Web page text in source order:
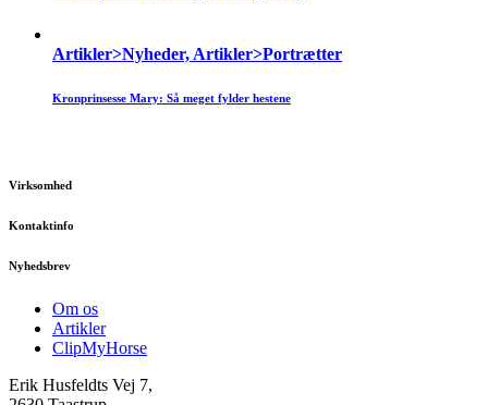
Artikler>Nyheder, Artikler>Portrætter
Kronprinsesse Mary: Så meget fylder hestene
Virksomhed
Kontaktinfo
Nyhedsbrev
Om os
Artikler
ClipMyHorse
Erik Husfeldts Vej 7,